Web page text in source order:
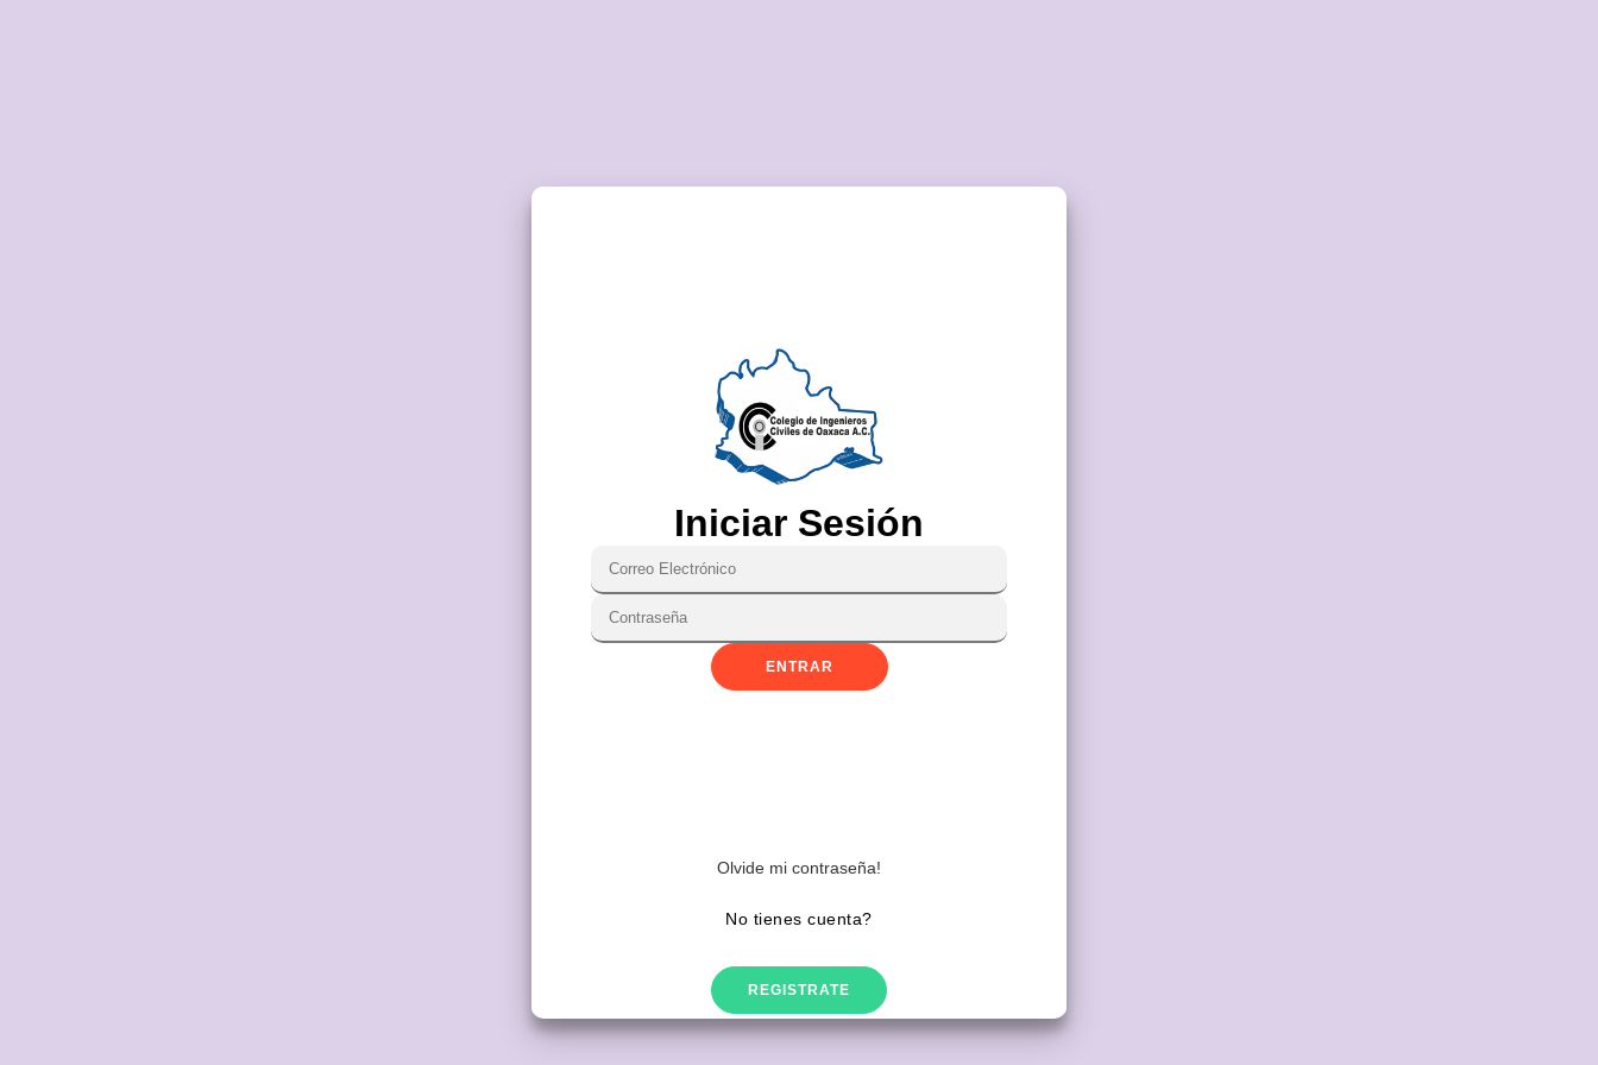
Coloca tu apellido Paterno.
Coloca tu apellido Meterno.
ejemplo: correo@correo.com.
Coloca tu número de teléfono.
Coloca tu contraseña (4 a 12 digitos).

Iniciar Sesión
Olvide mi contraseña!
No tienes cuenta?
REGISTRATE